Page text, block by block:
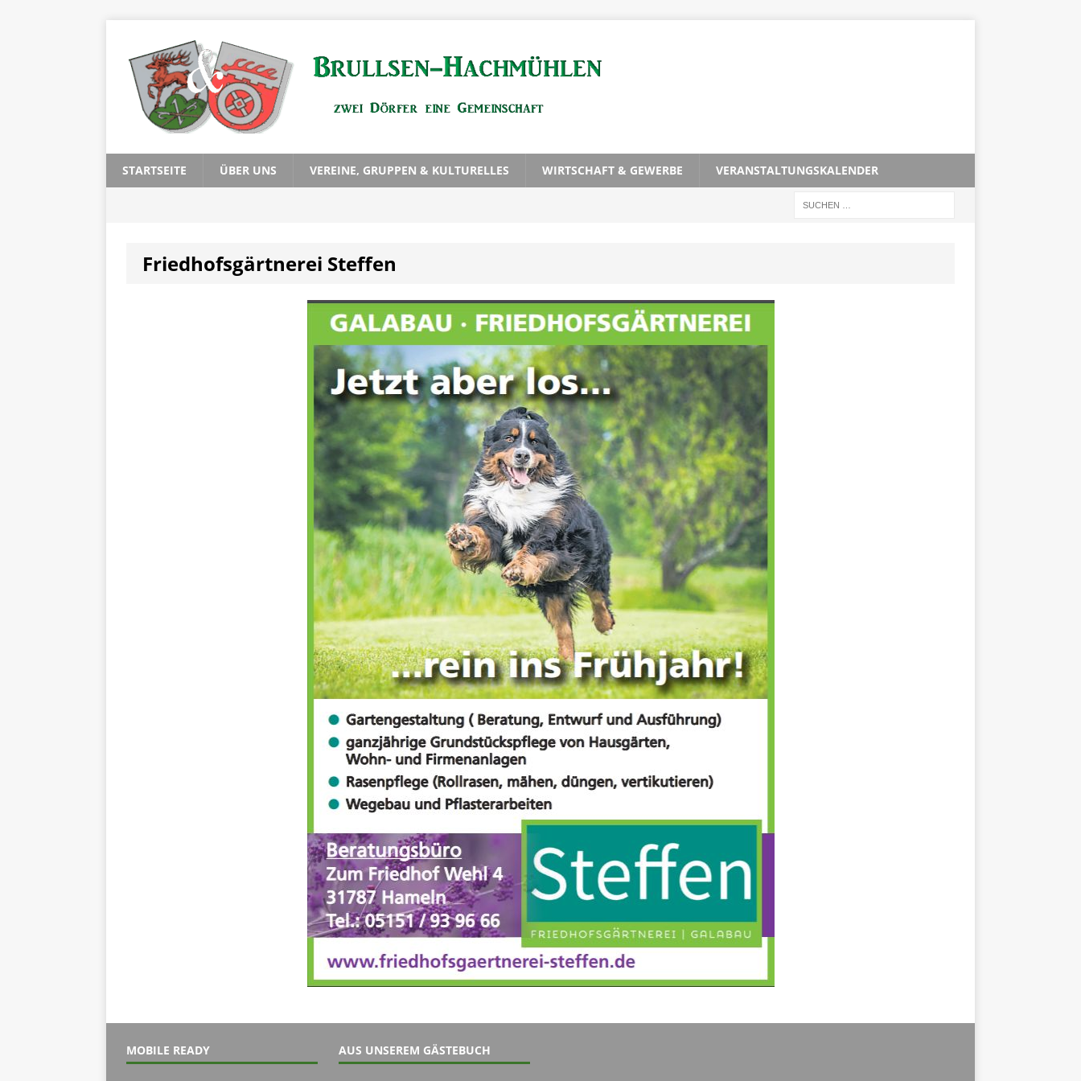
STARTSEITE ÜBER UNS VEREINE, GRUPPEN & KULTURELLES WIRTSCHAFT & GEWERBE VERANSTALTUNGSKALENDER
Friedhofsgärtnerei Steffen
MOBILE READY AUS UNSEREM GÄSTEBUCH